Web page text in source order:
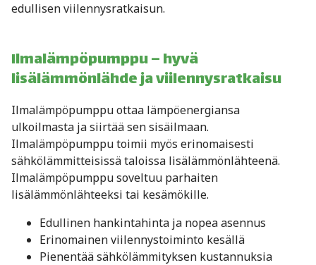
edullisen viilennysratkaisun.
Ilmalämpöpumppu – hyvä
lisälämmönlähde ja viilennysratkaisu
Ilmalämpöpumppu ottaa lämpöenergiansa
ulkoilmasta ja siirtää sen sisäilmaan.
Ilmalämpöpumppu toimii myös erinomaisesti
sähkölämmitteisissä taloissa lisälämmönlähteenä.
Ilmalämpöpumppu soveltuu parhaiten
lisälämmönlähteeksi tai kesämökille.
Edullinen hankintahinta ja nopea asennus
Erinomainen viilennystoiminto kesällä
Pienentää sähkölämmityksen kustannuksia